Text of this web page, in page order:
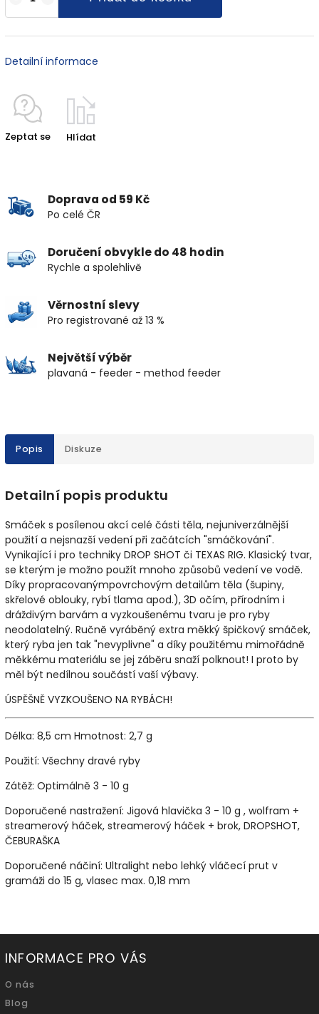
Detailní informace
Zeptat se Hlídat
Doprava od 59 Kč
Po celé ČR
Doručení obvykle do 48 hodin
Rychle a spolehlivě
Věrnostní slevy
Pro registrované až 13 %
Největší výběr
plavaná - feeder - method feeder
Popis Diskuze
Detailní popis produktu
Smáček s posílenou akcí celé části těla, nejuniverzálnější
použití a nejsnazší vedení při začátcích "smáčkování".
Vynikající i pro techniky DROP SHOT či TEXAS RIG. Klasický tvar,
se kterým je možno použít mnoho způsobů vedení ve vodě.
Díky propracovanýmpovrchovým detailům těla (šupiny,
skřelové oblouky, rybí tlama apod.), 3D očím, přírodním i
dráždivým barvám a vyzkoušenému tvaru je pro ryby
neodolatelný. Ručně vyráběný extra měkký špičkový smáček,
který ryba jen tak "nevyplivne" a díky použitému mimořádně
měkkému materiálu se jej záběru snaží polknout! I proto by
měl být nedílnou součástí vaší výbavy.
ÚSPĚŠNĚ VYZKOUŠENO NA RYBÁCH!
Délka: 8,5 cm Hmotnost: 2,7 g
Použití: Všechny dravé ryby
Zátěž: Optimálně 3 - 10 g
Doporučené nastražení: Jigová hlavička 3 - 10 g , wolfram +
streamerový háček, streamerový háček + brok, DROPSHOT,
ČEBURAŠKA
Doporučené náčiní: Ultralight nebo lehký vláčecí prut v
gramáži do 15 g, vlasec max. 0,18 mm
INFORMACE PRO VÁS
O nás
Blog